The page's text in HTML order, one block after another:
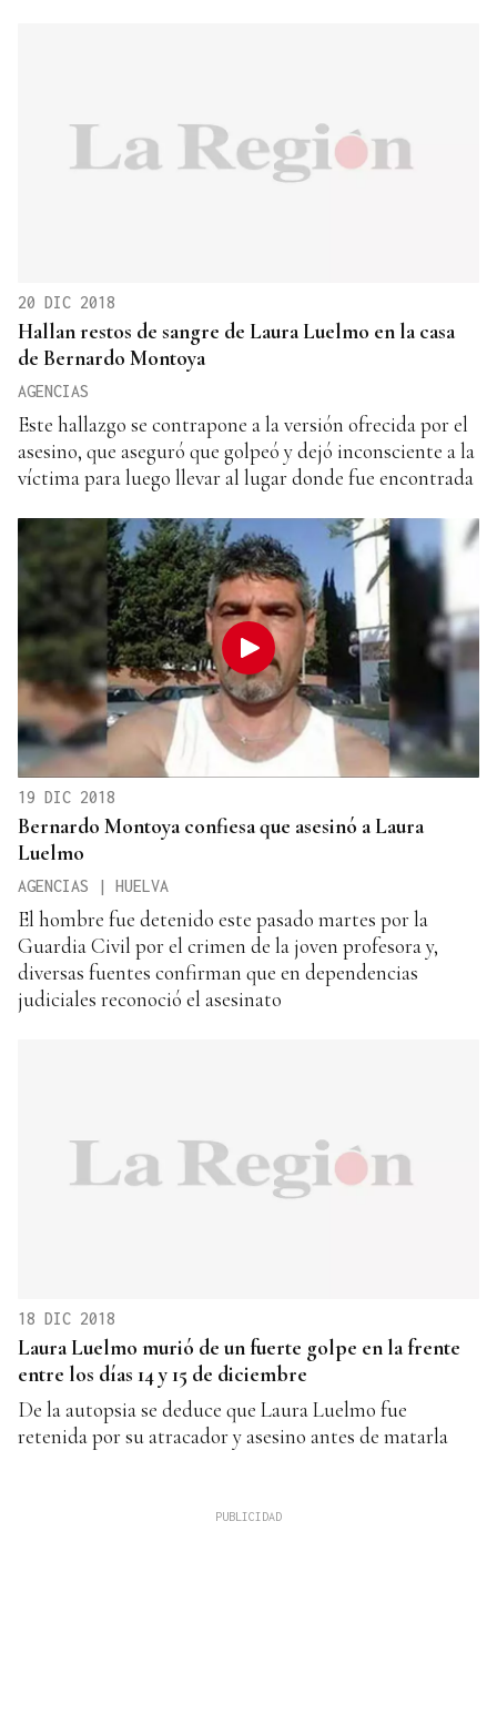
20 DIC 2018
Hallan restos de sangre de Laura Luelmo en la casa
de Bernardo Montoya
AGENCIAS
Este hallazgo se contrapone a la versión ofrecida por el
asesino, que aseguró que golpeó y dejó inconsciente a la
víctima para luego llevar al lugar donde fue encontrada
19 DIC 2018
Bernardo Montoya confiesa que asesinó a Laura
Luelmo
AGENCIAS | HUELVA
El hombre fue detenido este pasado martes por la
Guardia Civil por el crimen de la joven profesora y,
diversas fuentes confirman que en dependencias
judiciales reconoció el asesinato
18 DIC 2018
Laura Luelmo murió de un fuerte golpe en la frente
entre los días 14 y 15 de diciembre
De la autopsia se deduce que Laura Luelmo fue
retenida por su atracador y asesino antes de matarla